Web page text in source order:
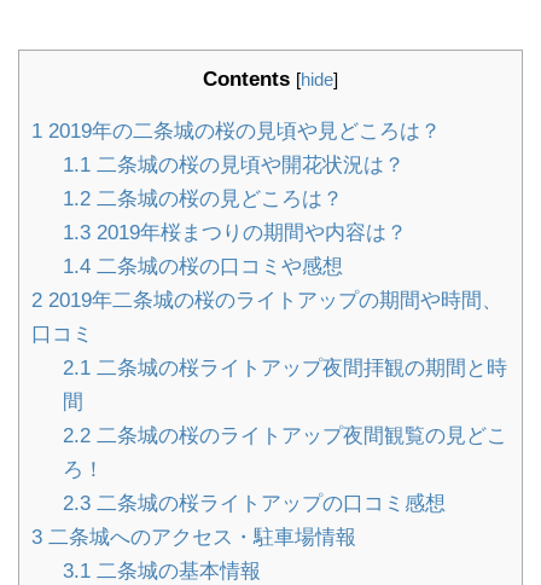
Contents [hide]
1 2019年の二条城の桜の見頃や見どころは？
1.1二条城の桜の見頃や開花状況は？
1.2二条城の桜の見どころは？
1.32019年桜まつりの期間や内容は？
1.4二条城の桜の口コミや感想
2 2019年二条城の桜のライトアップの期間や時間、
口コミ
2.1二条城の桜ライトアップ夜間拝観の期間と時
間
2.2二条城の桜のライトアップ夜間観覧の見どこ
ろ！
2.3二条城の桜ライトアップの口コミ感想
3 二条城へのアクセス・駐車場情報
3.1二条城の基本情報